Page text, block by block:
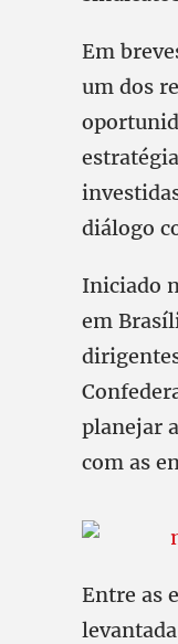
Em
um dos
diálogo
Iniciado
em
planejar
com as
Entre as